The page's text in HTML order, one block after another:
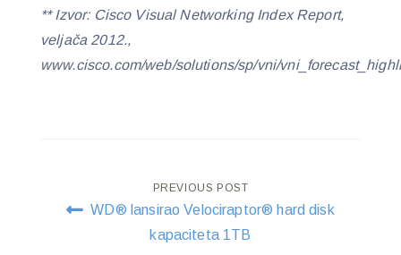
** Izvor: Cisco Visual Networking Index Report,
veljača 2012.,
www.cisco.com/web/solutions/sp/vni/
Post
navigation
PREVIOUS POST
WD® lansirao Velociraptor® hard disk
kapaciteta 1TB